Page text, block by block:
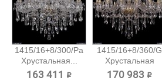
1415/16+8/300/Pa
Хрустальная...
163 411 ₽
1415/16+8/360/G
Хрустальная
подвесная...
170 983 ₽